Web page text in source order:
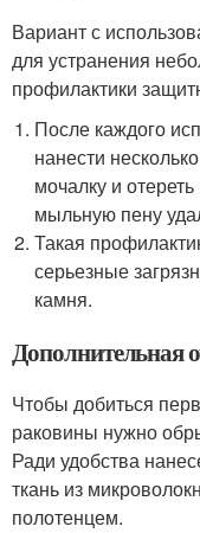
Вариант с
для устранения
профилактики
После каждого
нанести
мочалку и
мыльную пену
Такая
серьезные
камня.
Дополнительная
Чтобы добиться
раковины нужно
Ради удобства
ткань из
полотенцем.